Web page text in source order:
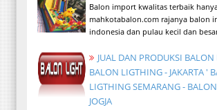
Balon import kwalitas terbaik
mahkotabalon.com rajanya balon
indonesia dan pulau kecil dan
JUAL DAN PRODUKSI
BALON LIGTHING - JAKARTA '
LIGTHING SEMARANG -
JOGJA